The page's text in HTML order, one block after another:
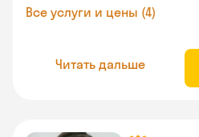
Все услуги и цены (4)
Читать дальше